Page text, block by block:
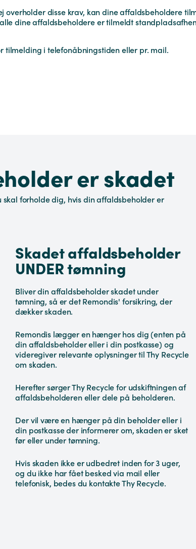
overholder disse krav, kan dine affaldsbeholdere
dine affaldsbeholdere er tilmeldt
tilmelding i telefonåbningstiden eller pr. mail.
er skadet
forholde dig, hvis din affaldsbeholder er
Skadet affaldsbeholder
UNDER tømning
Bliver din affaldsbeholder skadet under
tømning, så er det Remondis' forsikring, der
dækker skaden.
Remondis lægger en hænger hos dig (enten på
din affaldsbeholder eller i din postkasse) og
videregiver relevante oplysninger til Thy Recycle
om skaden.
Herefter sørger Thy Recycle for udskiftningen af
affaldsbeholderen eller dele på beholderen.
Der vil være en hænger på din beholder eller i
din postkasse der informerer om, skaden er sket
før eller under tømning.
Hvis skaden ikke er udbedret inden for 3 uger,
og du ikke har fået besked via mail eller
telefonisk, bedes du kontakte Thy Recycle.